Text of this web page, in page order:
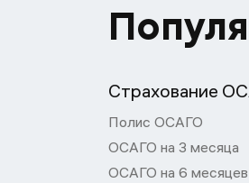
Страхование
Полис ОСАГО
ОСАГО на 3 месяца
ОСАГО на 6 месяцев